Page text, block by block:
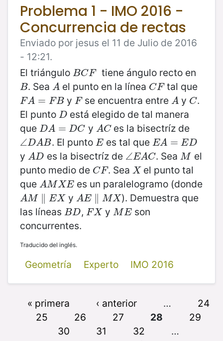
Problema 1 - IMO 2016 -
Concurrencia de rectas
Enviado por jesus el 11 de Julio de 2016
- 12:21.
El triángulo BCF
BCF tiene ángulo recto en
B
B. Sea A
Ael punto en la línea CF
CF tal que
FA = FB
FA= FB y F
Fse encuentra entre A
Ay C
C.
El punto D
Destá elegido de tal manera
que DA = DC
DA= DC y AC
AC es la bisectríz de
∠DAB
∠DAB . El punto E
E es tal que EA = ED
EA= ED
y AD
AD es la bisectríz de ∠EAC
∠EAC . SeaM
M el
punto medio de CF
CF . Sea X
X el punto tal
que AMXE
AMXE es un paralelogramo (donde
AM EX
AM∥ X y AE MX
AE∥ X
). Demuestra que
las líneas BD
BD , FX
FX yME
ME son
concurrentes.
Traducido del inglés.
Geometría Experto IMO 2016
« primera ‹ anterior …
24
25
26 27 28
29
30
31 32
…